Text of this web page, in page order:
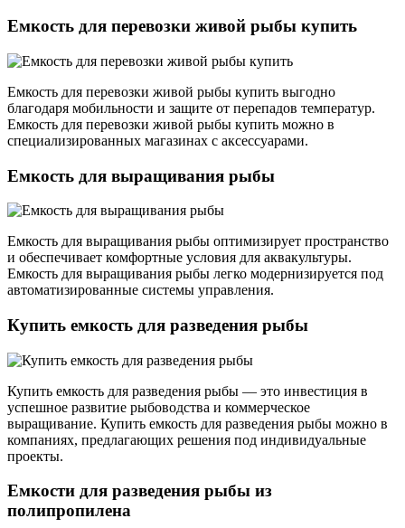
Емкость для перевозки живой рыбы купить
Емкость для перевозки живой рыбы купить выгодно
благодаря мобильности и защите от перепадов температур.
Емкость для перевозки живой рыбы купить можно в
специализированных магазинах с аксессуарами.
Емкость для выращивания рыбы
Емкость для выращивания рыбы оптимизирует пространство
и обеспечивает комфортные условия для аквакультуры.
Емкость для выращивания рыбы легко модернизируется под
автоматизированные системы управления.
Купить емкость для разведения рыбы
Купить емкость для разведения рыбы — это инвестиция в
успешное развитие рыбоводства и коммерческое
выращивание. Купить емкость для разведения рыбы можно в
компаниях, предлагающих решения под индивидуальные
проекты.
Емкости для разведения рыбы из
полипропилена